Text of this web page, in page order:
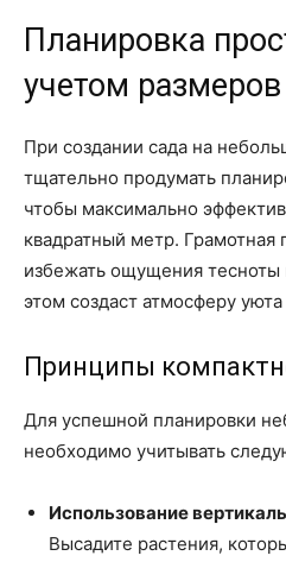
Планировка
учетом размеров
При создании сада на
тщательно продумать
чтобы максимально
квадратный метр.
избежать ощущения
этом создаст атмосферу
Принципы
Для успешной планировки
необходимо учитывать
Использование
Высадите растения,